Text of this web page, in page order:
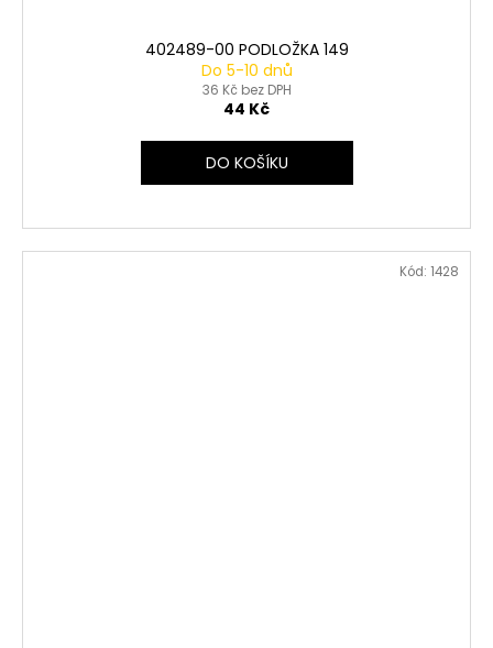
402489-00 PODLOŽKA 149
Do 5-10 dnů
36 Kč bez DPH
44 Kč
DO KOŠÍKU
Kód: 1428